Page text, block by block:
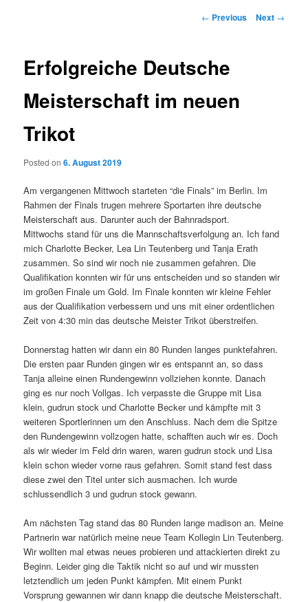
Post
← Previous Next →
Erfolgreiche Deutsche
Meisterschaft im neuen
Trikot
Posted on6. August 2019
Am vergangenen Mittwoch starteten “die Finals” im Berlin. Im
Rahmen der Finals trugen mehrere Sportarten ihre deutsche
Meisterschaft aus. Darunter auch der Bahnradsport.
Mittwochs stand für uns die Mannschaftsverfolgung an. Ich fand
mich Charlotte Becker, Lea Lin Teutenberg und Tanja Erath
zusammen. So sind wir noch nie zusammen gefahren. Die
Qualifikation konnten wir für uns entscheiden und so standen wir
im großen Finale um Gold. Im Finale konnten wir kleine Fehler
aus der Qualifikation verbessern und uns mit einer ordentlichen
Zeit von 4:30 min das deutsche Meister Trikot überstreifen.
Donnerstag hatten wir dann ein 80 Runden langes punktefahren.
Die ersten paar Runden gingen wir es entspannt an, so dass
Tanja alleine einen Rundengewinn vollziehen konnte. Danach
ging es nur noch Vollgas. Ich verpasste die Gruppe mit Lisa
klein, gudrun stock und Charlotte Becker und kämpfte mit 3
weiteren Sportlerinnen um den Anschluss. Nach dem die Spitze
den Rundengewinn vollzogen hatte, schafften auch wir es. Doch
als wir wieder im Feld drin waren, waren gudrun stock und Lisa
klein schon wieder vorne raus gefahren. Somit stand fest dass
diese zwei den Titel unter sich ausmachen. Ich wurde
schlussendlich 3 und gudrun stock gewann.
Am nächsten Tag stand das 80 Runden lange madison an. Meine
Partnerin war natürlich meine neue Team Kollegin Lin Teutenberg.
Wir wollten mal etwas neues probieren und attackierten direkt zu
Beginn. Leider ging die Taktik nicht so auf und wir mussten
letztendlich um jeden Punkt kämpfen. Mit einem Punkt
Vorsprung gewannen wir dann knapp die deutsche Meisterschaft.